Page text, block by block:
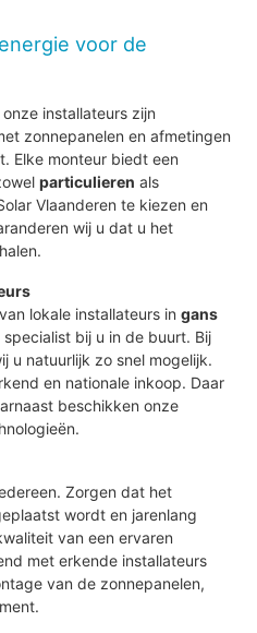
voor de
installateurs zijn
zonnepanelen en afmetingen
Elke monteur biedt een
particulieren als
Vlaanderen te kiezen en
wij u dat u het
lokale installateurs ingans
specialist bij u in de buurt. Bij
u natuurlijk zo snel mogelijk.
en nationale inkoop. Daar
beschikken onze
Zorgen dat het
wordt en jarenlang
van een ervaren
met erkende installateurs
van de zonnepanelen,